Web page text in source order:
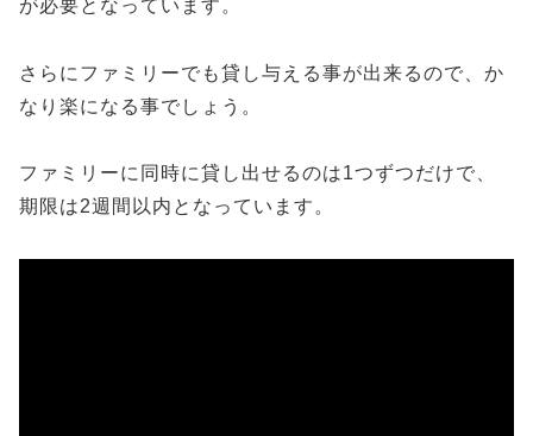
が必要となっています。
さらにファミリーでも貸し与える事が出来るので、か
なり楽になる事でしょう。
ファミリーに同時に貸し出せるのは1つずつだけで、
期限は2週間以内となっています。